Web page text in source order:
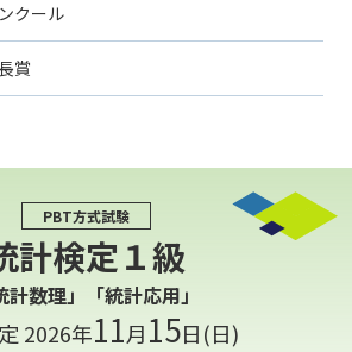
クール
賞
PBT方式試験
計検定１級
計数理」「統計応用」
2026年11月15日(日)